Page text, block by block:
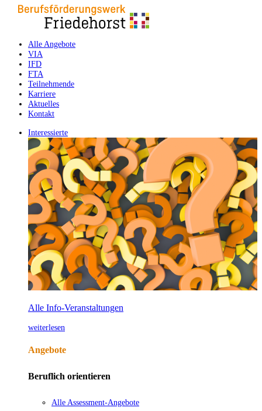
Alle Angebote
VIA
IFD
FTA
Teilnehmende
Karriere
Aktuelles
Kontakt
Interessierte
Alle Info-Veranstaltungen
weiterlesen
Angebote
Beruflich orientieren
Alle Assessment-Angebote